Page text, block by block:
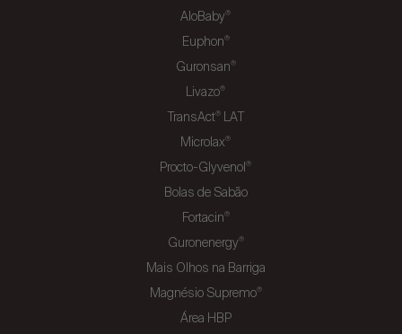
AloBaby®
Euphon®
Guronsan®
Livazo®
TransAct®LAT
Microlax®
Procto-Glyvenol®
Bolas de Sabão
Fortacin®
Guronenergy®
Mais Olhos na Barriga
Magnésio Supremo®
Área HBP